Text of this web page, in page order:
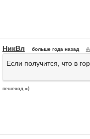
НикВл больше года назад
Если получится, что в
пешеход =)